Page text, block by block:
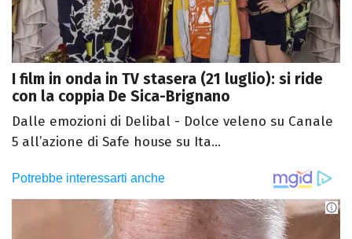
I film in onda in TV stasera (21 luglio): si ride
con la coppia De Sica-Brignano
Dalle emozioni di Delibal - Dolce veleno su Canale
5 all’azione di Safe house su Ita...